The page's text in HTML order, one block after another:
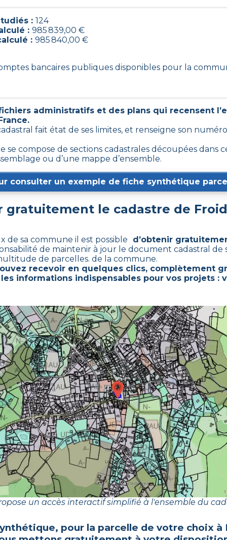
: 124
: 985 839,00 €
: 985 840,00 €
bancaires publiques disponibles pour la
administratifs et des plans qui recensent
fait état de ses limites, et renseigne son
se compose de sections cadastrales découpées dans
ou d’une mappe d’ensemble.
consulter un exemple de fiche synthétique
gratuitement le cadastre de
de sa commune il est possible d’obtenir
de maintenir à jour le document cadastral de
de parcelles. de la commune.
recevoir en quelques clics, complètement
informations indispensables pour vos projets :
un accès interactif simplifié à l'ensemble du
pour la parcelle de votre choix à